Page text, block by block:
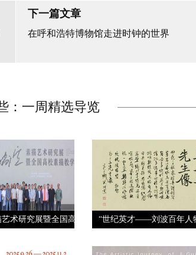
下一篇文章
在呼和浩特博物馆走进时钟的世界
：一周精选导览
术研究展暨全国高 “世纪英才——刘波百年人